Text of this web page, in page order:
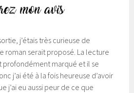
j’étais très curieuse de
roman serait proposé. La lecture
profondément marqué et il se
j’ai été à la fois heureuse d’avoir
j’ai eu aussi peur de ce que